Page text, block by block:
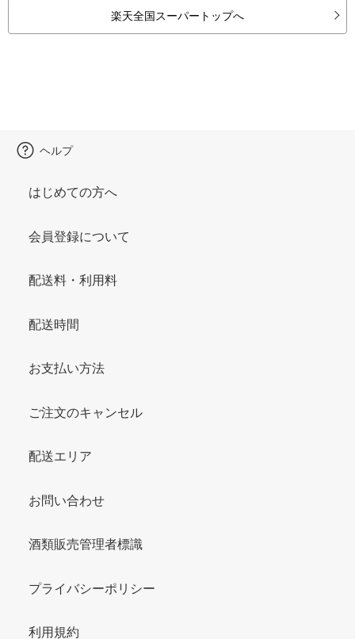
楽天全国スーパートップへ
ヘルプ
はじめての方へ
会員登録について
配送料・利用料
配送時間
お支払い方法
ご注文のキャンセル
配送エリア
お問い合わせ
酒類販売管理者標識
プライバシーポリシー
利用規約